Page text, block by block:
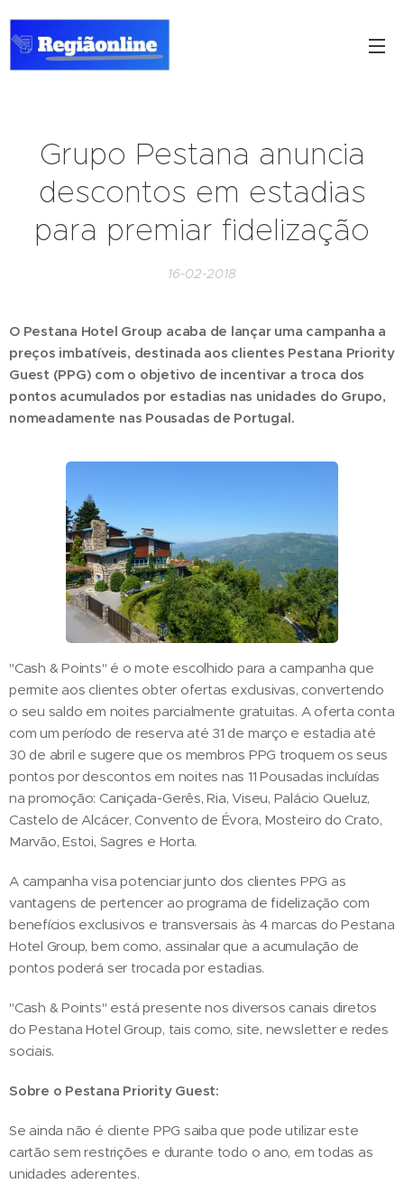
Grupo Pestana anuncia
descontos em estadias
para premiar fidelização
16-02-2018
O Pestana Hotel Group acaba de lançar uma campanha a
preços imbatíveis, destinada aos clientes Pestana Priority
Guest (PPG) com o objetivo de incentivar a troca dos
pontos acumulados por estadias nas unidades do Grupo,
nomeadamente nas Pousadas de Portugal.
"Cash & Points" é o mote escolhido para a campanha que
permite aos clientes obter ofertas exclusivas, convertendo
o seu saldo em noites parcialmente gratuitas. A oferta conta
com um período de reserva até 31 de março e estadia até
30 de abril e sugere que os membros PPG troquem os seus
pontos por descontos em noites nas 11 Pousadas incluídas
na promoção: Caniçada-Gerês, Ria, Viseu, Palácio Queluz,
Castelo de Alcácer, Convento de Évora, Mosteiro do Crato,
Marvão, Estoi, Sagres e Horta.
A campanha visa potenciar junto dos clientes PPG as
vantagens de pertencer ao programa de fidelização com
benefícios exclusivos e transversais às 4 marcas do Pestana
Hotel Group, bem como, assinalar que a acumulação de
pontos poderá ser trocada por estadias.
"Cash & Points" está presente nos diversos canais diretos
do Pestana Hotel Group, tais como, site, newsletter e redes
sociais.
Sobre o Pestana Priority Guest:
Se ainda não é cliente PPG saiba que pode utilizar este
cartão sem restrições e durante todo o ano, em todas as
unidades aderentes.